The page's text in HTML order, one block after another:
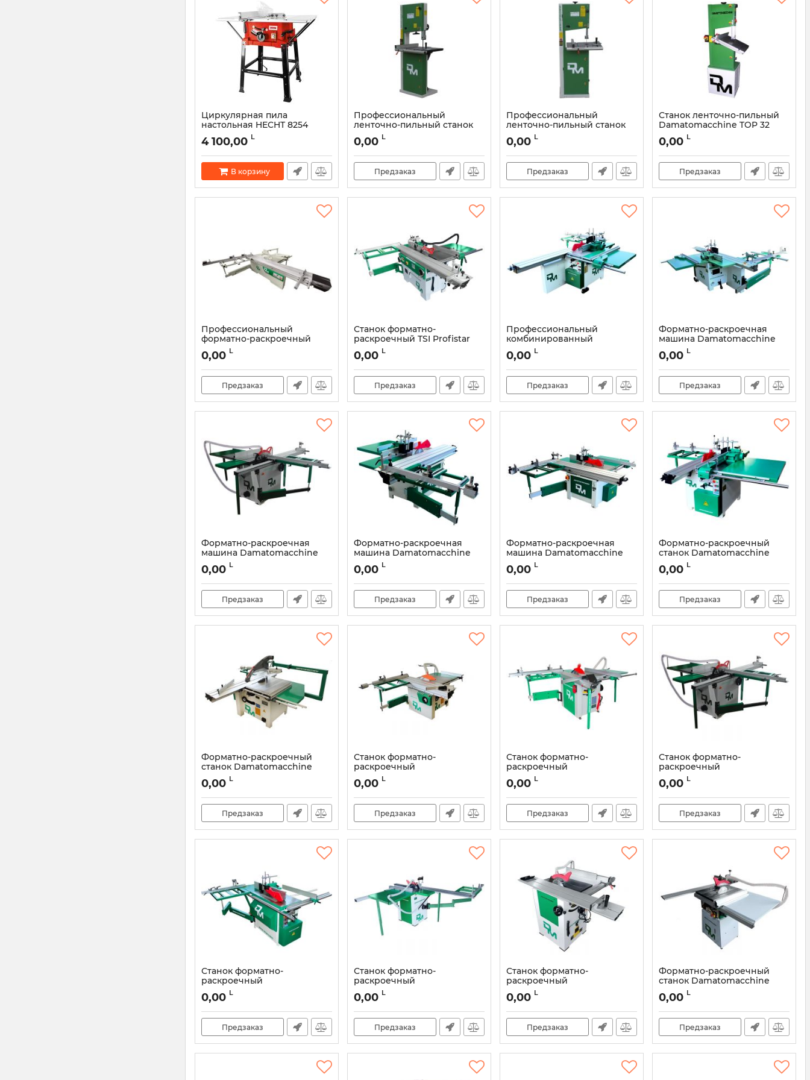
Циркулярная пила
настольная HECHT 8254
Артикул: 48658
4 100,00 L
В корзину
Профессиональный
ленточно-пильный станок
Damatomacchine Prima 45
Артикул:
0,00 L
Предзаказ
Профессиональный
ленточно-пильный станок
Damatomacchine Prima 40
Артикул:
0,00 L
Предзаказ
Станок ленточно-пильный
Damatomacchine TOP 32
Артикул:
0,00 L
Предзаказ
Профессиональный
форматно-раскроечный
станок Damatomacchine
Optima 3200-400
Артикул: DMCI305
0,00 L
Предзаказ
Станок форматно-
раскроечный TSI Profistar
Артикул:
0,00 L
Предзаказ
Профессиональный
комбинированный
форматно-раскроечный
станок Damatomacchine TSI
SUPER 2600
Артикул: DMCITS26P
0,00 L
Предзаказ
Форматно-раскроечная
машина Damatomacchine
SC4 3200
Артикул:
0,00 L
Предзаказ
Форматно-раскроечная
машина Damatomacchine
Best 2500 с кареткой
Артикул:
0,00 L
Предзаказ
Форматно-раскроечная
машина Damatomacchine
2000-2300
Артикул:
0,00 L
Предзаказ
Форматно-раскроечная
машина Damatomacchine
TSI 1600
Артикул:
0,00 L
Предзаказ
Форматно-раскроечный
станок Damatomacchine
Best 2000
Артикул:
0,00 L
Предзаказ
Форматно-раскроечный
станок Damatomacchine
Best 1600
Артикул:
0,00 L
Предзаказ
Станок форматно-
раскроечный
Damatomacchine Voyager
SC4 2000-2100
Артикул: DMCIBS16
0,00 L
Предзаказ
Станок форматно-
раскроечный
Damatomacchine Olimpia
SC4-315-1600
Артикул: DMCIPSC420
0,00 L
Предзаказ
Станок форматно-
раскроечный
Damatomacchine TSI
STANDARD
Артикул: DMSC4-16
0,00 L
Предзаказ
Станок форматно-
раскроечный
Damatomacchine Olimpia
SC3 254-1600
Артикул: DMCI300
0,00 L
Предзаказ
Станок форматно-
раскроечный
Damatomacchine Olimpia
SC2-254-1200
Артикул: DMSC3
0,00 L
Предзаказ
Станок форматно-
раскроечный
Damatomacchine Olimpia
sc2 1200-254
Артикул: DMSC2
0,00 L
Предзаказ
Форматно-раскроечный
станок Damatomacchine
Olimpia sc1 1200-254
Артикул:
0,00 L
Предзаказ